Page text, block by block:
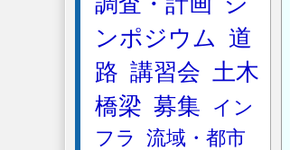
ンポジウム 道
路 講習会 土木
橋梁 募集
イン
フラ
流域・都市